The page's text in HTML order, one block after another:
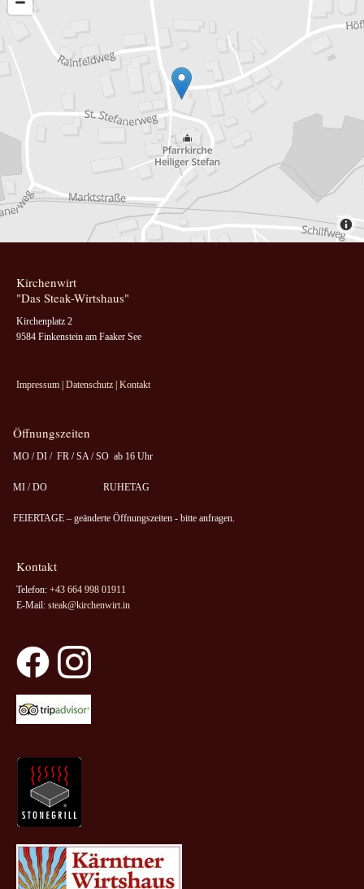
Kirchenwirt
"Das Steak-Wirtshaus"
Kirchenplatz 2
9584 Finkenstein am Faaker See
Impressum | Datenschutz | Kontakt
Öffnungszeiten
MO / DI / FR / SA / SO ab 16 Uhr
MI / DO RUHETAG
FEIERTAGE – geänderte Öffnungszeiten - bitte anfragen.
Kontakt
Telefon: +43 664 998 01911
E-Mail: steak@kirchenwirt.in